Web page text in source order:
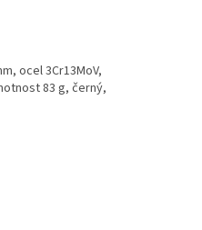
ocel3Cr13MoV,
83 g, černý,